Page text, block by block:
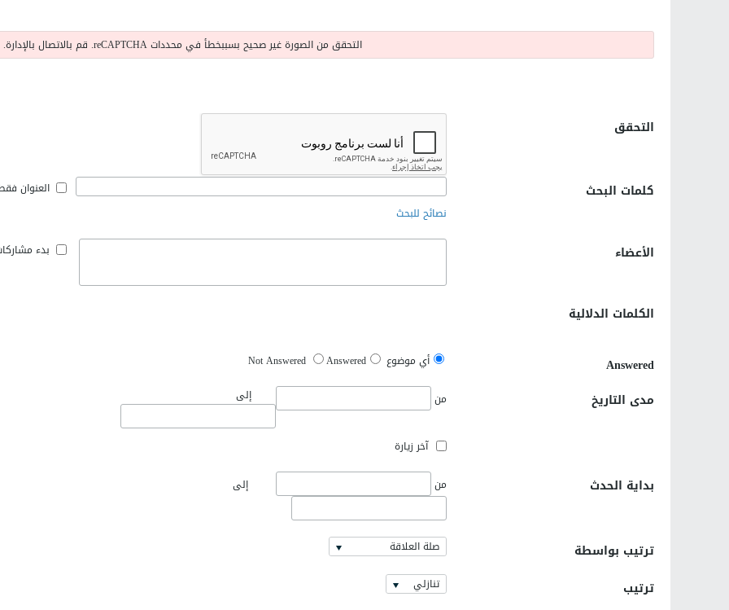
التحقق من الصورة غير صحيح بسببخطأ في محددات reCAPTCHA. قم بالاتصال بالإدارة.
التحقق
كلمات البحث
نصائح للبحث
العنوان
الأعضاء بدء
الكلمات الدلالية
Answered أي موضوع Not Answered Answered
مدى التاريخ من إلى
آخر زيارة
بداية الحدث من إلى
ترتيب بواسطة صلة العلاقة
ترتيب تنازلي